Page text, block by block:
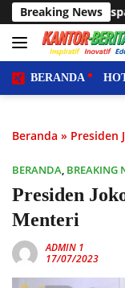
Langsung
ke
konten
Breaking News
Anggaran
BERANDA
Beranda » Presiden
BERANDA, BREAKING
Presiden
Menteri
ADMIN 1
17/07/2023